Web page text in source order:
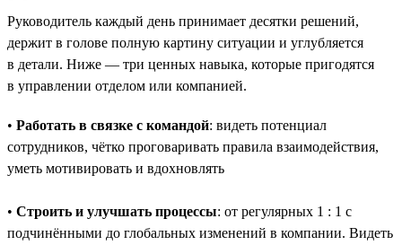
Руководитель каждый день принимает десятки решений,
держит в голове полную картину ситуации и углубляется
в детали. Ниже — три ценных навыка, которые пригодятся
в управлении отделом или компанией.
• Работать в связке с командой: видеть потенциал
сотрудников, чётко проговаривать правила взаимодействия,
уметь мотивировать и вдохновлять
• Строить и улучшать процессы: от регулярных 1 : 1 с
подчинёнными до глобальных изменений в компании. Видеть